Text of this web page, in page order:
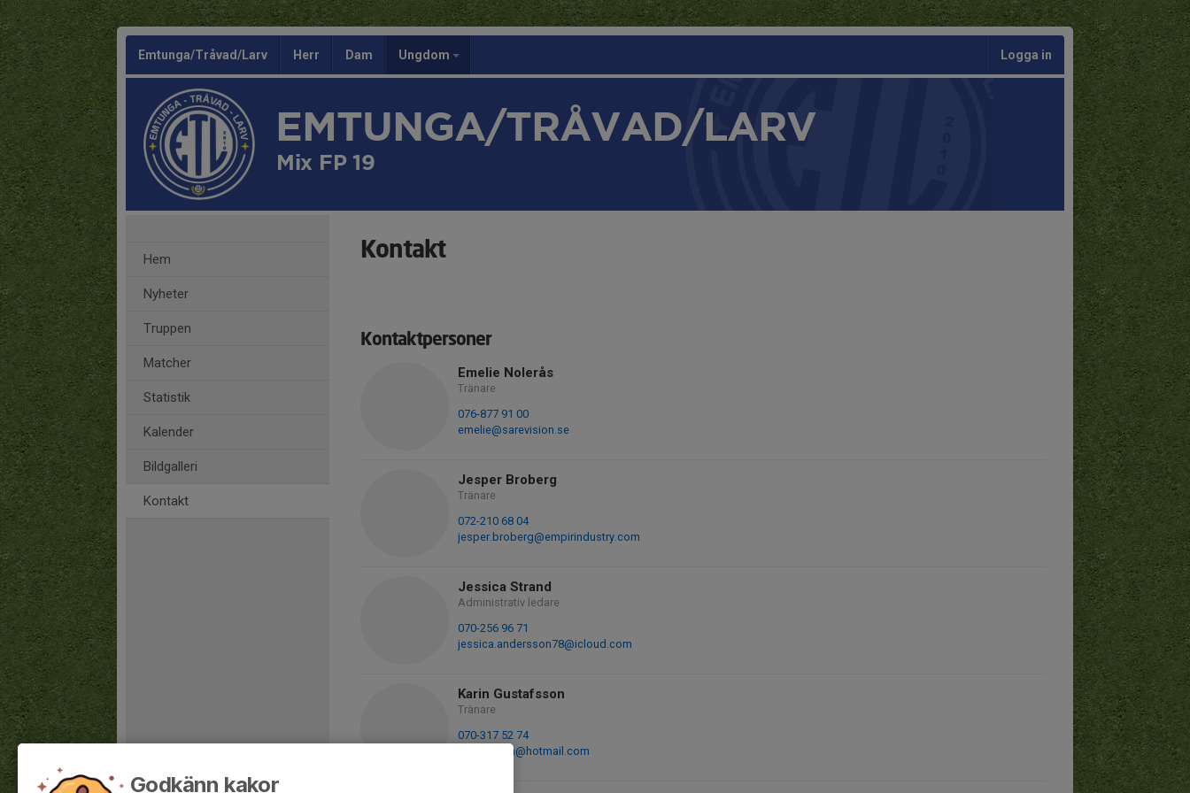
Emtunga/Tråvad/Larv Herr Dam Ungdom Logga in
EMTUNGA/TRÅVAD/LARV
Mix FP 19
Hem
Nyheter
Truppen
Matcher
Statistik
Kalender
Bildgalleri
Kontakt
Kontakt
Kontaktpersoner
Emelie Nolerås
Tränare
076-877 91 00
emelie@sarevision.se
Jesper Broberg
Tränare
072-210 68 04
jesper.broberg@empirindustry.com
Jessica Strand
Administrativ ledare
070-256 96 71
jessica.andersson78@icloud.com
Karin Gustafsson
Tränare
070-317 52 74
guppekarin@hotmail.com
Godkänn kakor